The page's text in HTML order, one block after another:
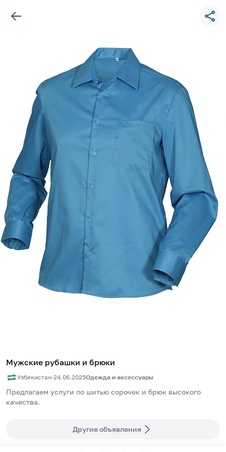
Мужские рубашки и брюки
Узбекистан·24.06.2025Одежда и аксессуары
Предлагаем услуги по шитью сорочек и брюк высокого
качества.
Другие объявления